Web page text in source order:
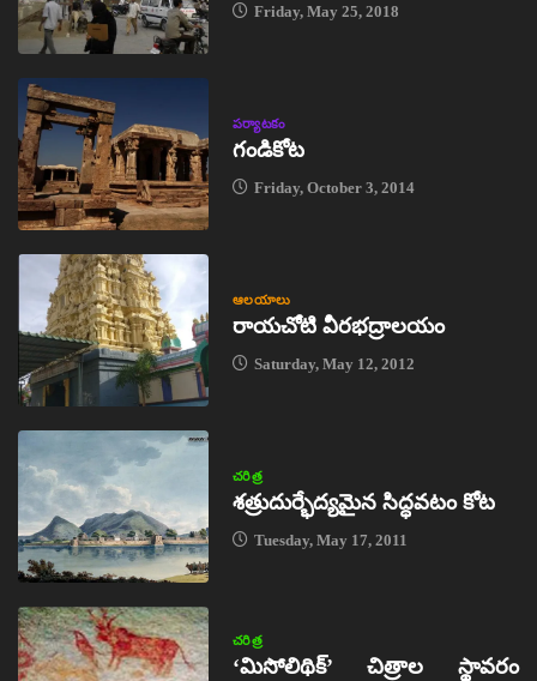
Friday, May 25, 2018
పర్యాటకం
గండికోట
Friday, October 3, 2014
ఆలయాలు
రాయచోటి వీరభద్రాలయం
Saturday, May 12, 2012
చరిత్ర
శత్రుదుర్భేద్యమైన సిద్ధవటం కోట
Tuesday, May 17, 2011
చరిత్ర
‘మిసోలిథిక్‌’ చిత్రాల స్థావరం